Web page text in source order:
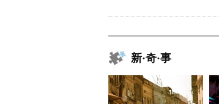
新·奇·事